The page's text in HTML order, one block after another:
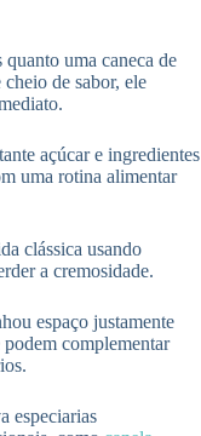
uma caneca de
de sabor, ele
açúcar e ingredientes
uma rotina alimentar
clássica usando
a cremosidade.
espaço justamente
complementar
especiarias